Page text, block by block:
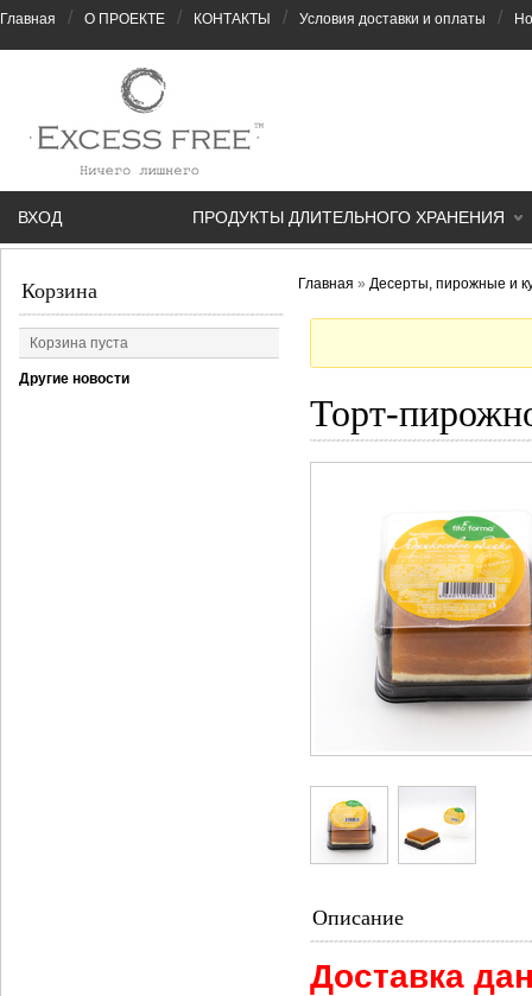
Главная / О ПРОЕКТЕ / КОНТАКТЫ / Условия доставки и оплаты /
ПРОДУКТЫ ДЛИТЕЛЬНОГО ХРАНЕНИЯ
ВХОД
Корзина
Корзина пуста
Другие новости
Главная » Десерты, пирожные и
Торт-
Описание
Доставка